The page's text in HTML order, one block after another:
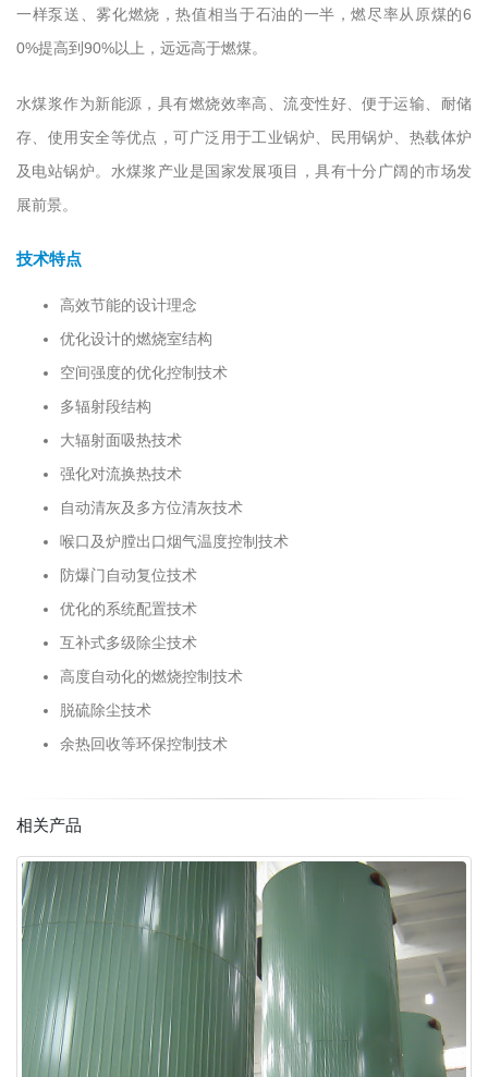
一样泵送、雾化燃烧，热值相当于石油的一半，燃尽率从原煤的6
0%提高到 90%以上，远远高于燃煤。
水煤浆作为新能源，具有燃烧效率高、流变性好、便于运输、耐储
存、使用安全等优点，可广泛用于工业锅炉、民用锅炉、热载体炉
及电站锅炉。水煤浆产业是国家发展项目，具有十分广阔的市场发
展前景。
技术特点
高效节能的设计理念
优化设计的燃烧室结构
空间强度的优化控制技术
多辐射段结构
大辐射面吸热技术
强化对流换热技术
自动清灰及多方位清灰技术
喉口及炉膛出口烟气温度控制技术
防爆门自动复位技术
优化的系统配置技术
互补式多级除尘技术
高度自动化的燃烧控制技术
脱硫除尘技术
余热回收等环保控制技术
相关产品